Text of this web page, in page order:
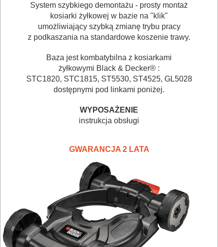
OBRÓBKA
DREWNA
OBRÓBKA
WARSZTATOWE
HYDRAULICZNE
NARZĘDZIA
INSTALACYJNE,
PALNIKI
System szybkiego demontażu - prosty montaż
kosiarki żyłkowej w bazie na "klik"
umożliwiający szybką zmianę trybu pracy
z podkaszania na standardowe koszenie trawy.
Baza jest kombatybilna z kosiarkami
żyłkowymi Black & Decker® :
STC1820, STC1815, ST5530, ST4525, GL5028
dostępnymi pod linkami poniżej.
WYPOSAŻENIE
instrukcja obsługi
GWARANCJA 2 LATA